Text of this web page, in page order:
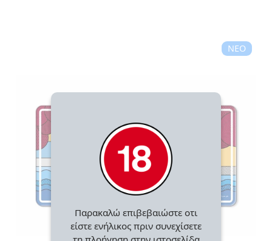
Παρακαλώ επιβεβαιώστε οτι
είστε ενήλικος πριν συνεχίσετε
ΝΕΟ